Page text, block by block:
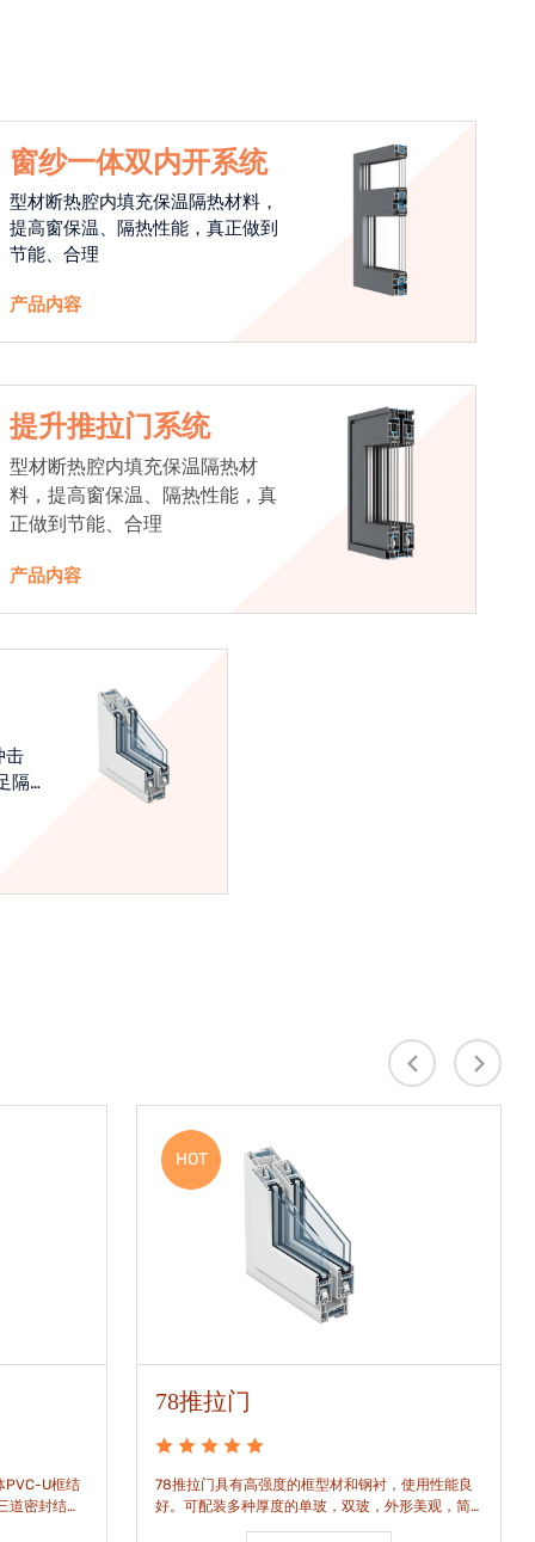
窗纱一体双内开系统
型材断热腔内填充保温隔热材料，
提高窗保温、隔热性能，真正做到
节能、合理
产品内容
提升推拉门系统
型材断热腔内填充保温隔热材
料，提高窗保温、隔热性能，真
正做到节能、合理
产品内容
击
隔
PVC-U框结
道密封结
HOT
78推拉门
78推拉门具有高强度的框型材和钢衬，使用性能良
好。可配装多种厚度的单玻，双玻，外形美观，简